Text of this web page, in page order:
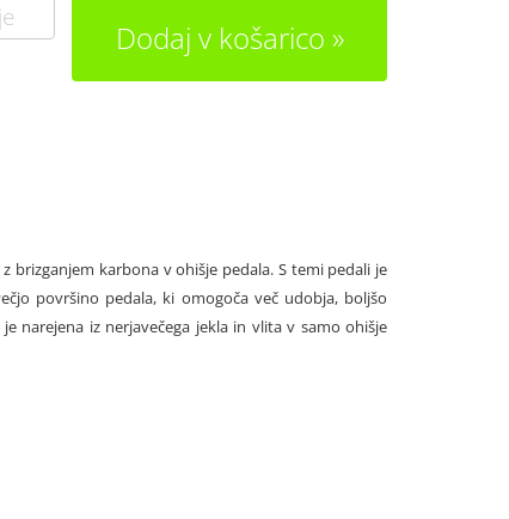
Dodaj v košarico
brizganjem karbona v ohišje pedala. S temi pedali je
površino pedala, ki omogoča več udobja, boljšo
narejena iz nerjavečega jekla in vlita v samo ohišje